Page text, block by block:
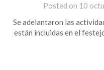
Posted on 10
Se adelantaron las
están incluidas en el